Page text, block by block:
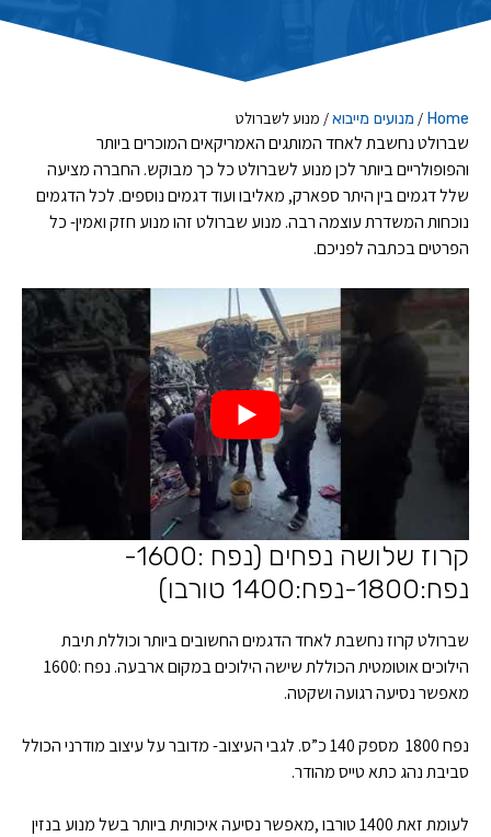
Home
/ מנועים מייבוא/ מנוע לשברולט
שברולט נחשבת לאחד המותגים האמריקאים המוכרים ביותר
והפופולריים ביותר לכן מנוע לשברולט כל כך מבוקש. החברה מציעה
שלל דגמים בין היתר ספארק, מאליבו ועוד דגמים נוספים. לכל הדגמים
נוכחות המשדרת עוצמה רבה. מנוע שברולט זהו מנוע חזק ואמין- כל
הפרטים בכתבה לפניכם.
קרוז שלושה נפחים (נפח :1600-
נפח:1800-נפח:1400 טורבו)
שברולט קרוז נחשבת לאחד הדגמים החשובים ביותר וכוללת תיבת
הילוכים אוטומטית הכוללת שישה הילוכים במקום ארבעה. נפח :1600
מאפשר נסיעה רגועה ושקטה.
נפח 1800 מספק 140 כ”ס. לגבי העיצוב- מדובר על עיצוב מודרני הכולל
סביבת נהג כתא טייס מהודר.
לעומת זאת 1400 טורבו ,מאפשר נסיעה איכותית ביותר בשל מנוע בנזין